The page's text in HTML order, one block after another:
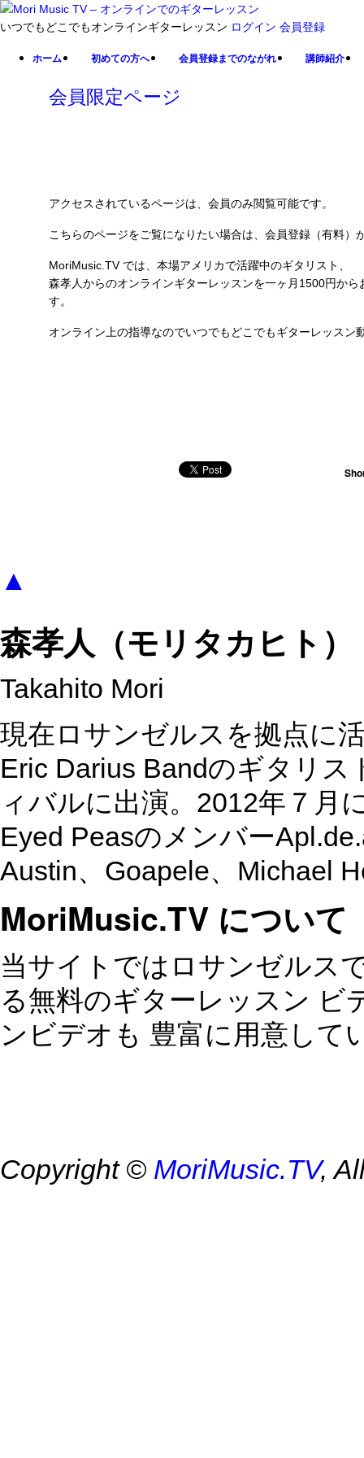
いつでもどこでもオンラインギターレッスン ログイン 会員登録
ホーム 初めての方へ 会員登録までのながれ 講師紹介
会員限定ページ
アクセスされているページは、会員のみ閲覧可能です。
こちらのページをご覧になりたい場合は、会員登録（有料）
MoriMusic.TV では、本場アメリカで活躍中のギタリスト、
森孝人からのオンラインギターレッスンを一ヶ月1500円か
す。
オンライン上の指導なのでいつでもどこでもギターレッスン
▲
森孝人（モリタカヒト）
Takahito Mori
現在ロサンゼルスを拠点に
Eric Darius Bandのギタリ
ィバルに出演。2012年７月
Eyed Peasのメンバー
Austin、Goapele、Michael
MoriMusic.TV について
当サイトではロサンゼルス
る無料のギターレッスン ビ
ンビデオも 豊富に用意して
Copyright © MoriMusic.TV,